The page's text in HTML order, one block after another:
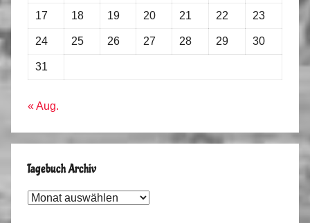
17 18 19 20 21 22 23
24 25 26 27 28 29 30
31
« Aug.
Tagebuch Archiv
Tagebuch